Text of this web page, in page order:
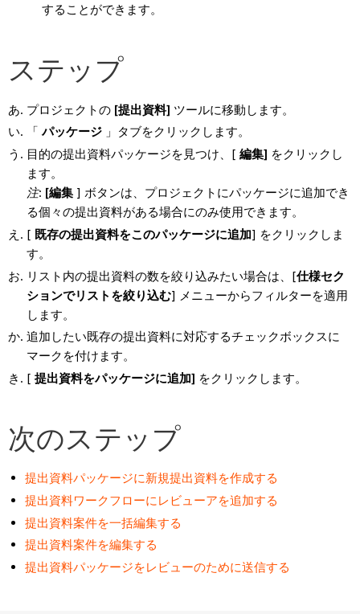
することができます。
ステップ
プロジェクトの [提出資料] ツールに移動します。
「パッケージ」タブをクリックします。
目的の提出資料パッケージを見つけ、[ 編集] をクリックし
ます。
注: [編集] ボタンは、プロジェクトにパッケージに追加でき
る個々の提出資料がある場合にのみ使用できます。
[ 既存の提出資料をこのパッケージに追加] をクリックしま
す。
リスト内の提出資料の数を絞り込みたい場合は、[仕様セク
ションでリストを絞り込む] メニューからフィルターを適用
します。
追加したい既存の提出資料に対応するチェックボックスに
マークを付けます。
[ 提出資料をパッケージに追加] をクリックします。
次のステップ
提出資料パッケージに新規提出資料を作成する
提出資料ワークフローにレビューアを追加する
提出資料案件を一括編集する
提出資料案件を編集する
提出資料パッケージをレビューのために送信する